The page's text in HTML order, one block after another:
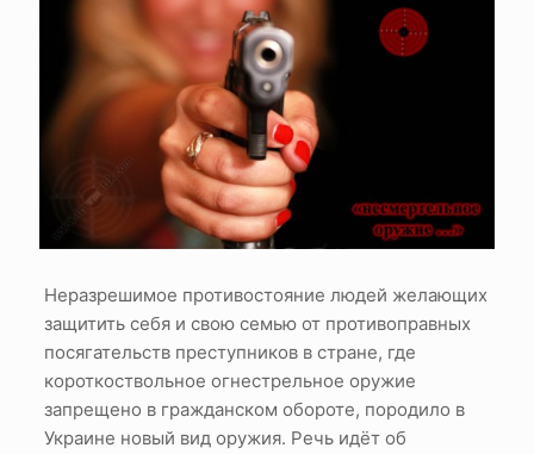
Неразрешимое противостояние людей желающих
защитить себя и свою семью от противоправных
посягательств преступников в стране, где
короткоствольное огнестрельное оружие
запрещено в гражданском обороте, породило в
Украине новый вид оружия. Речь идёт об